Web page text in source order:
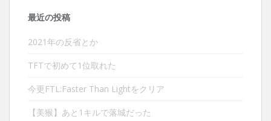
最近の投稿
2021年の反省とか
TFTで初めて1位取れた
今更FTL:Faster Than Lightをクリア
【美猴】あと1キルで落城だった